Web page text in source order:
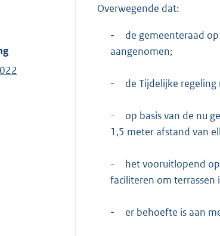
Overwegende dat:
-
de gemeenteraad
aangenomen;
- de Tijdelijke
-
op basis van de nu
1,5 meter afstand van
-
het vooruitlopend
faciliteren om
- er behoefte is aan